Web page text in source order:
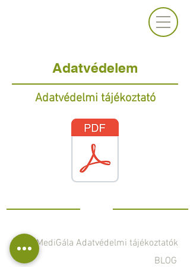
Adatvédelem
Adatvédelmi tájékoztató
MediGála Adatvédelmi tájékoztatók
BLOG